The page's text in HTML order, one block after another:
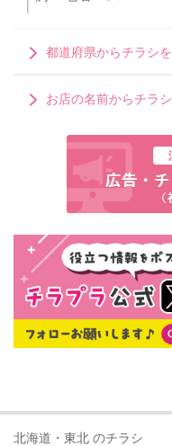
都道府県からチラシ
お店の名前からチラ
北海道・東北 のチラシ